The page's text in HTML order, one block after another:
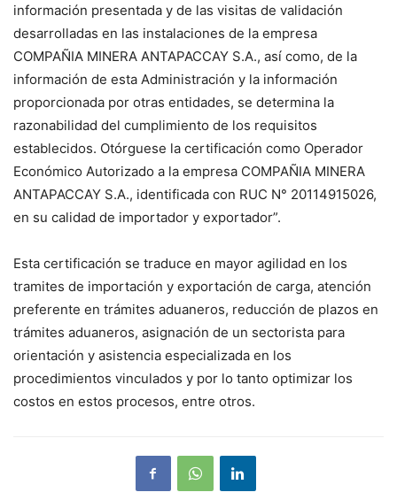
información presentada y de las visitas de validación
desarrolladas en las instalaciones de la empresa
COMPAÑIA MINERA ANTAPACCAY S.A., así como, de la
información de esta Administración y la información
proporcionada por otras entidades, se determina la
razonabilidad del cumplimiento de los requisitos
establecidos. Otórguese la certificación como Operador
Económico Autorizado a la empresa COMPAÑIA MINERA
ANTAPACCAY S.A., identificada con RUC N° 20114915026,
en su calidad de importador y exportador”.
Esta certificación se traduce en mayor agilidad en los
tramites de importación y exportación de carga, atención
preferente en trámites aduaneros, reducción de plazos en
trámites aduaneros, asignación de un sectorista para
orientación y asistencia especializada en los
procedimientos vinculados y por lo tanto optimizar los
costos en estos procesos, entre otros.